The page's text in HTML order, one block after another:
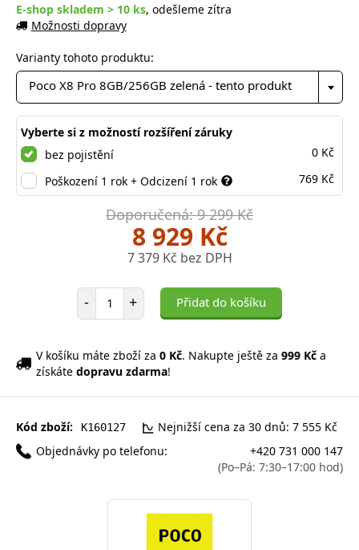
E-shop skladem > 10 ks, odešleme zítra
Možnosti dopravy
Varianty tohoto produktu:
Poco X8 Pro 8GB/256GB zelená - tento produkt
Vyberte si z možností rozšíření záruky
bez pojistění
0 Kč
Poškození 1 rok + Odcizení 1 rok
769 Kč
Doporučená: 9 299 Kč
8 929 Kč
7 379 Kč bez DPH
- Počet položek
+ Přidat do košíku
V košíku máte zboží za 0 Kč. Nakupte ještě za 999 Kč a
získáte dopravu zdarma!
Kód zboží: K160127
Nejnižší cena za 30 dnů: 7 555 Kč
Objednávky po telefonu:
+420 731 000 147
(Po–Pá: 7:30–17:00 hod)